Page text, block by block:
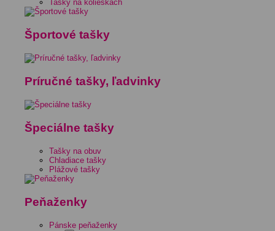
Tašky na kolieskach
Športové tašky
Príručné tašky, ľadvinky
Špeciálne tašky
Tašky na obuv
Chladiace tašky
Plážové tašky
Peňaženky
Pánske peňaženky